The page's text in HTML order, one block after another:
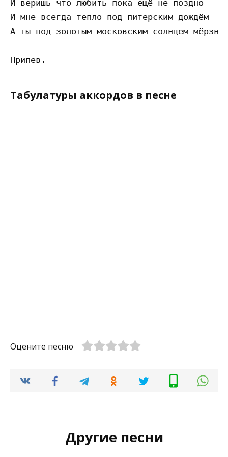
И веришь что любить пока ещё не поздно
И мне всегда тепло под питерским дождём
А ты под золотым московским солнцем
Табулатуры аккордов в песне
Оцените песню
Другие песни